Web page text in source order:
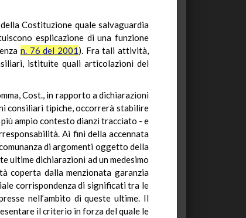
Costituzione quale salvaguardia
esplicazione di una funzione
n. 76 del 2001). Fra tali attività,
istituite quali articolazioni del
Cost., in rapporto a dichiarazioni
consiliari tipiche, occorrerà stabilire
ampio contesto dianzi tracciato - e
Ai fini della accennata
di argomenti oggetto della
ultime dichiarazioni ad un medesimo
coperta dalla menzionata garanzia
corrispondenza di significati tra le
nell’ambito di queste ultime. Il
il criterio in forza del quale le